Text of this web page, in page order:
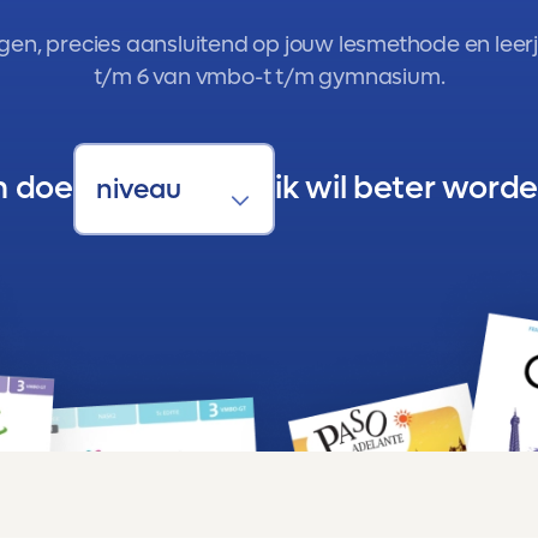
precies aansluitend op jouw lesmethode en
t/m 6 van vmbo-t t/m gymnasium.
doe ik wil beter